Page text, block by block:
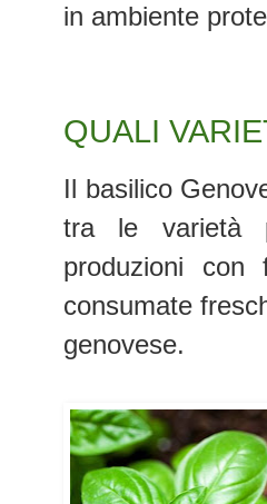
in ambiente
QUALI
Il basilico
tra le varietà
produzioni con
consumate
genovese.